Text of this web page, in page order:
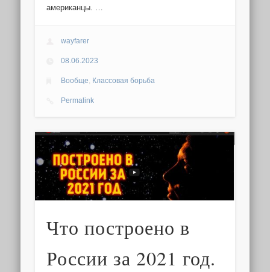
американцы. …
wayfarer
08.06.2023
Вообще, Классовая борьба
Permalink
Что построено в
России за 2021 год.